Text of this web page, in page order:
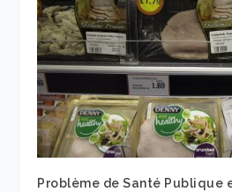
Problème de Santé Publique